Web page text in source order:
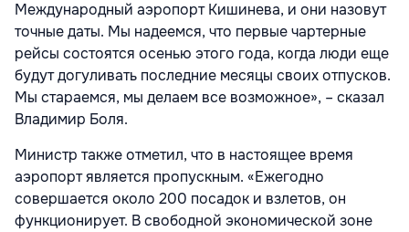
Международный аэропорт Кишинева, и они назовут
точные даты. Мы надеемся, что первые чартерные
рейсы состоятся осенью этого года, когда люди еще
будут догуливать последние месяцы своих отпусков.
Мы стараемся, мы делаем все возможное», – сказал
Владимир Боля.
Министр также отметил, что в настоящее время
аэропорт является пропускным. «Ежегодно
совершается около 200 посадок и взлетов, он
функционирует. В свободной экономической зоне